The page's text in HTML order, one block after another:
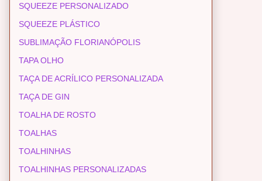
SQUEEZE PERSONALIZADO
SQUEEZE PLÁSTICO
SUBLIMAÇÃO FLORIANÓPOLIS
TAPA OLHO
TAÇA DE ACRÍLICO PERSONALIZADA
TAÇA DE GIN
TOALHA DE ROSTO
TOALHAS
TOALHINHAS
TOALHINHAS PERSONALIZADAS